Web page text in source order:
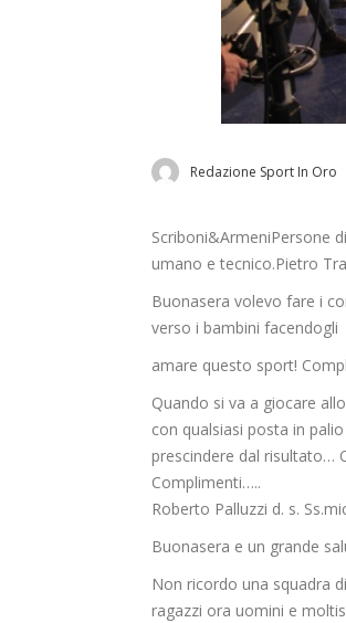
Redazione Sport In Oro
Scriboni&ArmeniPersone
umano e tecnico.Pietro
Buonasera volevo fare i
verso i bambini facendogli
amare questo sport!
Quando si va a giocare
con qualsiasi posta in
prescindere dal risultato…
Complimenti…..
Roberto Palluzzi d. s.
Buonasera e un grande
Non ricordo una squadra
ragazzi ora uomini e